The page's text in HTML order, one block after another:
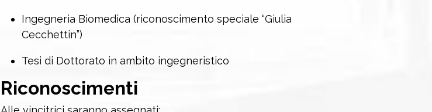
Ingegneria Biomedica (riconoscimento speciale “Giulia
Cecchettin”)
Tesi di Dottorato in ambito ingegneristico
Riconoscimenti